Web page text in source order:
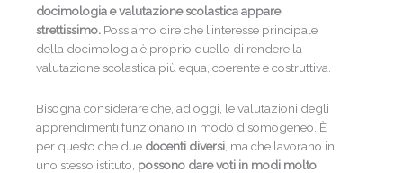
docimologia e valutazione scolastica appare
strettissimo. Possiamo dire che l’interesse principale
della docimologia è proprio quello di rendere la
valutazione scolastica più equa, coerente e costruttiva.
Bisogna considerare che, ad oggi, le valutazioni degli
apprendimenti funzionano in modo disomogeneo. È
per questo che due docenti diversi , ma che lavorano in
uno stesso istituto, possono dare voti in modi molto